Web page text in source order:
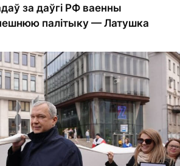
за даўгі РФ ваенны
палітыку — Латушка